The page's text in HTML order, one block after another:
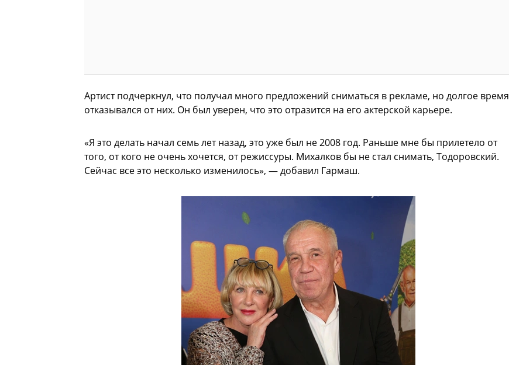
Артист подчеркнул, что получал много предложений сниматься в рекламе, но долгое время
отказывался от них. Он был уверен, что это отразится на его актерской карьере.
«Я это делать начал семь лет назад, это уже был не 2008 год. Раньше мне бы прилетело от
того, от кого не очень хочется, от режиссуры. Михалков бы не стал снимать, Тодоровский.
Сейчас все это несколько изменилось», — добавил Гармаш.